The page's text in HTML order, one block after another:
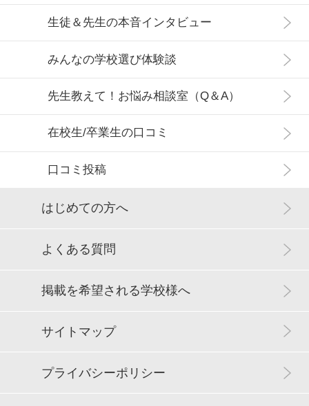
生徒＆先生の本音インタビュー
みんなの学校選び体験談
先生教えて！お悩み相談室（Q＆A）
在校生/卒業生の口コミ
口コミ投稿
はじめての方へ
よくある質問
掲載を希望される学校様へ
サイトマップ
プライバシーポリシー